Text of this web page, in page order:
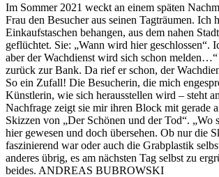
Im Sommer 2021 weckt an einem späten
Frau den Besucher aus seinen Tagträumen. Ich
Einkaufstaschen behangen, aus dem nahen
geflüchtet. Sie: „Wann wird hier geschlossen“.
aber der Wachdienst wird sich schon
zurück zur Bank. Da rief er schon, der
So ein Zufall! Die Besucherin, die mich
Künstlerin, wie sich herausstellen wird – steht
Nachfrage zeigt sie mir ihren Block mit gerade
Skizzen von „Der Schönen und der Tod“. „Wo
hier gewesen und doch übersehen. Ob nur die
faszinierend war oder auch die Grabplastik
anderes übrig, es am nächsten Tag selbst zu
beides. ANDREAS BUBROWSKI